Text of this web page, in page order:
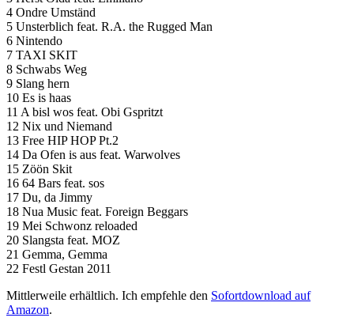
4 Ondre Umständ
5 Unsterblich feat. R.A. the Rugged Man
6 Nintendo
7 TAXI SKIT
8 Schwabs Weg
9 Slang hern
10 Es is haas
11 A bisl wos feat. Obi Gspritzt
12 Nix und Niemand
13 Free HIP HOP Pt.2
14 Da Ofen is aus feat. Warwolves
15 Zöön Skit
16 64 Bars feat. sos
17 Du, da Jimmy
18 Nua Music feat. Foreign Beggars
19 Mei Schwonz reloaded
20 Slangsta feat. MOZ
21 Gemma, Gemma
22 Festl Gestan 2011
Mittlerweile erhältlich. Ich empfehle den Sofortdownload auf
Amazon.